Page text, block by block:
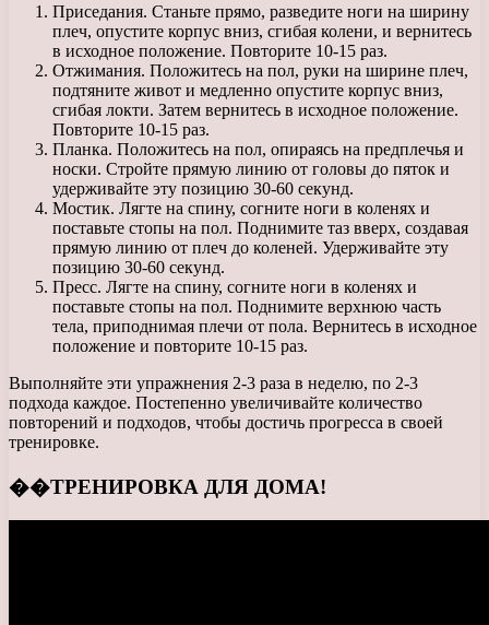
Приседания. Станьте прямо, разведите ноги на ширину
плеч, опустите корпус вниз, сгибая колени, и вернитесь
в исходное положение. Повторите 10-15 раз.
Отжимания. Положитесь на пол, руки на ширине плеч,
подтяните живот и медленно опустите корпус вниз,
сгибая локти. Затем вернитесь в исходное положение.
Повторите 10-15 раз.
Планка. Положитесь на пол, опираясь на предплечья и
носки. Стройте прямую линию от головы до пяток и
удерживайте эту позицию 30-60 секунд.
Мостик. Лягте на спину, согните ноги в коленях и
поставьте стопы на пол. Поднимите таз вверх, создавая
прямую линию от плеч до коленей. Удерживайте эту
позицию 30-60 секунд.
Пресс. Лягте на спину, согните ноги в коленях и
поставьте стопы на пол. Поднимите верхнюю часть
тела, приподнимая плечи от пола. Вернитесь в исходное
положение и повторите 10-15 раз.
Выполняйте эти упражнения 2-3 раза в неделю, по 2-3
подхода каждое. Постепенно увеличивайте количество
повторений и подходов, чтобы достичь прогресса в своей
тренировке.
��ТРЕНИРОВКА ДЛЯ ДОМА!